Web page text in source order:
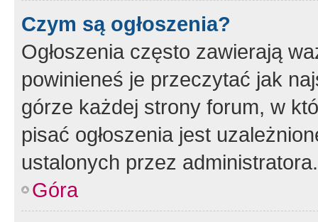
Czym są ogłoszenia?
Ogłoszenia często zawierają
powinieneś je przeczytać jak
górze każdej strony forum, w
pisać ogłoszenia jest
ustalonych przez administratora.
Góra